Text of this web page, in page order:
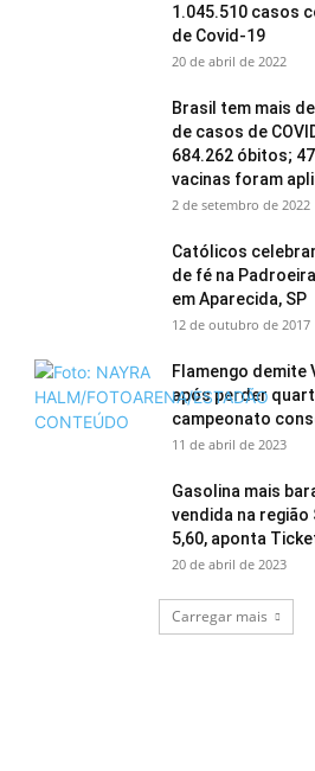
1.045.510 casos
de Covid-19
20 de abril de 2022
Brasil tem mais
de casos de
684.262 óbitos;
vacinas foram
2 de setembro de 2022
Católicos
de fé na
em Aparecida, SP
12 de outubro de 2017
Flamengo demite
após perder
campeonato
11 de abril de 2023
Gasolina mais
vendida na região
5,60, aponta
20 de abril de 2023
Carregar mais